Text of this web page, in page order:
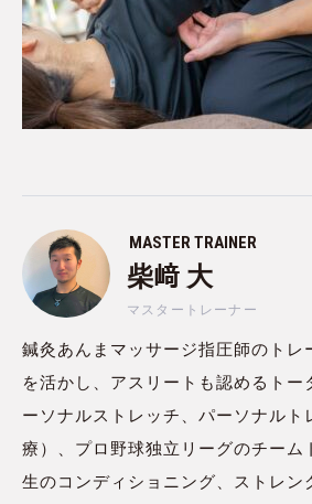
MASTER TRAINER
柴﨑 大
マスタートレーナー
鍼灸あんまマッサージ指圧師のトレ
を活かし、アスリートも認めるトー
ーソナルストレッチ、パーソナルト
療）、プロ野球独立リーグのチーム
生のコンディショニング、ストレン